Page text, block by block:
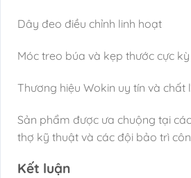
Dây đeo điều chỉnh linh hoạt
Móc treo búa và kẹp thước cực kỳ
Thương hiệu Wokin uy tín và chất
Sản phẩm được ưa chuộng tại
thợ kỹ thuật và các đội bảo trì
Kết luận